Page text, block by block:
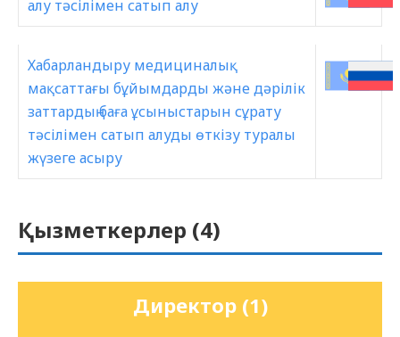
алу тәсілімен сатып алу
Хабарландыру медициналық
мақсаттағы бұйымдарды және дәрілік
заттардың баға ұсыныстарын сұрату
тәсілімен сатып алуды өткізу туралы
жүзеге асыру
Қызметкерлер (4)
Директор (1)